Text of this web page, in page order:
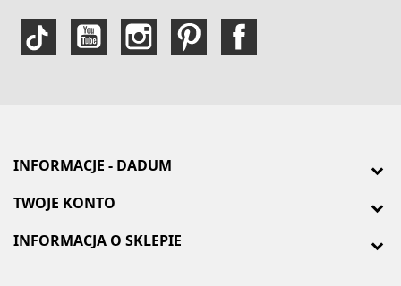
INFORMACJE - DADUM
TWOJE KONTO
INFORMACJA O SKLEPIE